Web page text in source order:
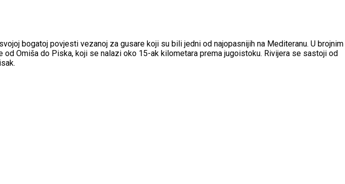
bogatoj povjesti vezanoj za gusare koji su bili jedni od najopasnijih na Mediteranu. U brojnim
Omiša do Piska, koji se nalazi oko 15-ak kilometara prema jugoistoku. Rivijera se sastoji od